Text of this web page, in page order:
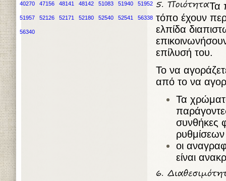
40270 47156 48141 48142 51083 51940 51952
51957 52126 52171 52180 52540 52541 56338
56340
Τα
τόπο έχουν
ελπίδα
επίλυσή του.
Το να
από το να
Τα
συνθήκες
οι
είναι